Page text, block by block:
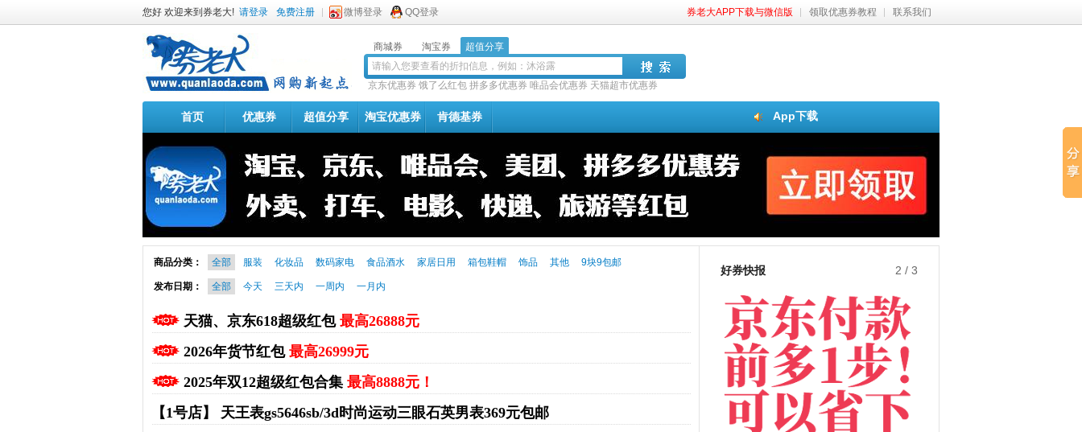
您好 欢迎来到券老大! 请登录 免费注册 微博登录 QQ登录 券老大APP下载与微信版 领取优惠券教程 联系我们
商城券 淘宝券 超值分享
京东优惠券 饿了么红包 拼多多优惠券 唯品会优惠券 天猫超市优惠券
App下载
首页 优惠券 超值分享 淘宝优惠券 肯德基券
商品分类： 全部 服装 化妆品 数码家电 食品酒水 家居日用 箱包鞋帽 饰品 其他 9块9包邮
发布日期： 全部 今天 三天内 一周内 一月内
天猫、京东618超级红包 最高26888元
2026年货节红包 最高26999元
2025年双12超级红包合集 最高8888元！
【1号店】 天王表gs5646sb/3d时尚运动三眼石英男表369元包邮
好券快报 3 / 3